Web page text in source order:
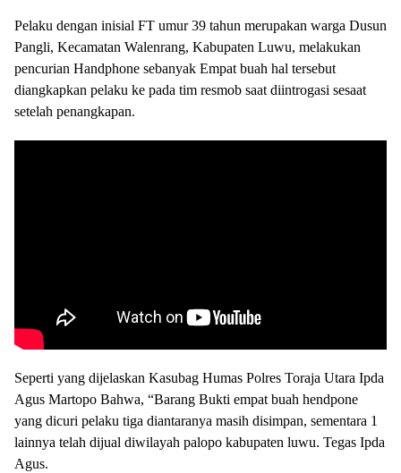
Pelaku dengan inisial FT umur 39 tahun merupakan warga Dusun
Pangli, Kecamatan Walenrang, Kabupaten Luwu, melakukan
pencurian Handphone sebanyak Empat buah hal tersebut
diangkapkan pelaku ke pada tim resmob saat diintrogasi sesaat
setelah penangkapan.
Seperti yang dijelaskan Kasubag Humas Polres Toraja Utara Ipda
Agus Martopo Bahwa, “Barang Bukti empat buah hendpone
yang dicuri pelaku tiga diantaranya masih disimpan, sementara 1
lainnya telah dijual diwilayah palopo kabupaten luwu. Tegas Ipda
Agus.